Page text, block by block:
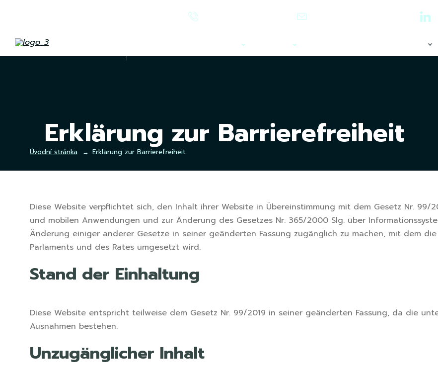
Erklärung zur Barrierefreiheit
Úvodní stránka Erklärung zur Barrierefreiheit
Diese Website verpflichtet sich, den Inhalt ihrer Website in Übereinstimmung mit dem Gesetz Nr. 99/
und mobilen Anwendungen und zur Änderung des Gesetzes Nr. 365/2000 Slg. über
Änderung einiger anderer Gesetze in seiner geänderten Fassung zugänglich zu machen, mit dem die
Parlaments und des Rates umgesetzt wird.
Stand der Einhaltung
Diese Website entspricht teilweise dem Gesetz Nr. 99/2019 in seiner geänderten Fassung, da die
Ausnahmen bestehen.
Unzugänglicher Inhalt